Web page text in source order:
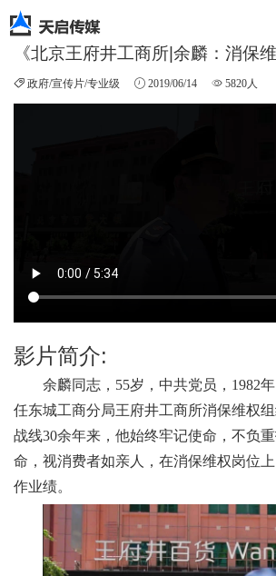
《北京王府井工商所|余麟：消保
政府/宣传片/专业级 2019/06/14 5820人
影片简介:
余麟同志， 55岁，中共党员，1982
任东城工商分局王府井工商所消保维权
战线30余年来，他始终牢记使命，不负
命，视消费者如亲人，在消保维权岗位
作业绩。